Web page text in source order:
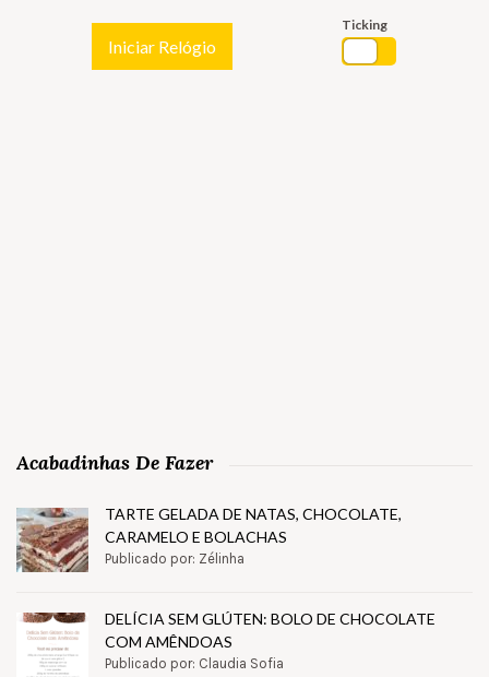
Iniciar Relógio
Ticking
Acabadinhas De Fazer
TARTE GELADA DE NATAS, CHOCOLATE,
CARAMELO E BOLACHAS
Publicado por: Zélinha
DELÍCIA SEM GLÚTEN: BOLO DE CHOCOLATE
COM AMÊNDOAS
Publicado por: Claudia Sofia